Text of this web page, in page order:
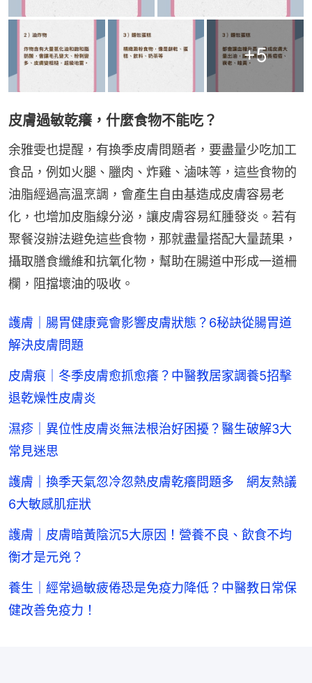
+5
皮膚過敏乾癢，什麼食物不能吃？
余雅雯也提醒，有換季皮膚問題者，要盡量少吃加工
食品，例如火腿、臘肉、炸雞、滷味等，這些食物的
油脂經過高溫烹調，會產生自由基造成皮膚容易老
化，也增加皮脂線分泌，讓皮膚容易紅腫發炎。若有
聚餐沒辦法避免這些食物，那就盡量搭配大量蔬果，
攝取膳食纖維和抗氧化物，幫助在腸道中形成一道柵
欄，阻擋壞油的吸收。
護膚｜腸胃健康竟會影響皮膚狀態？6秘訣從腸胃道
解決皮膚問題
皮膚痕｜冬季皮膚愈抓愈癢？中醫教居家調養5招擊
退乾燥性皮膚炎
濕疹｜異位性皮膚炎無法根治好困擾？醫生破解3大
常見迷思
護膚｜換季天氣忽冷忽熱皮膚乾癢問題多 網友熱議
6大敏感肌症狀
護膚｜皮膚暗黃陰沉5大原因！營養不良、飲食不均
衡才是元兇？
養生｜經常過敏疲倦恐是免疫力降低？中醫教日常保
健改善免疫力！